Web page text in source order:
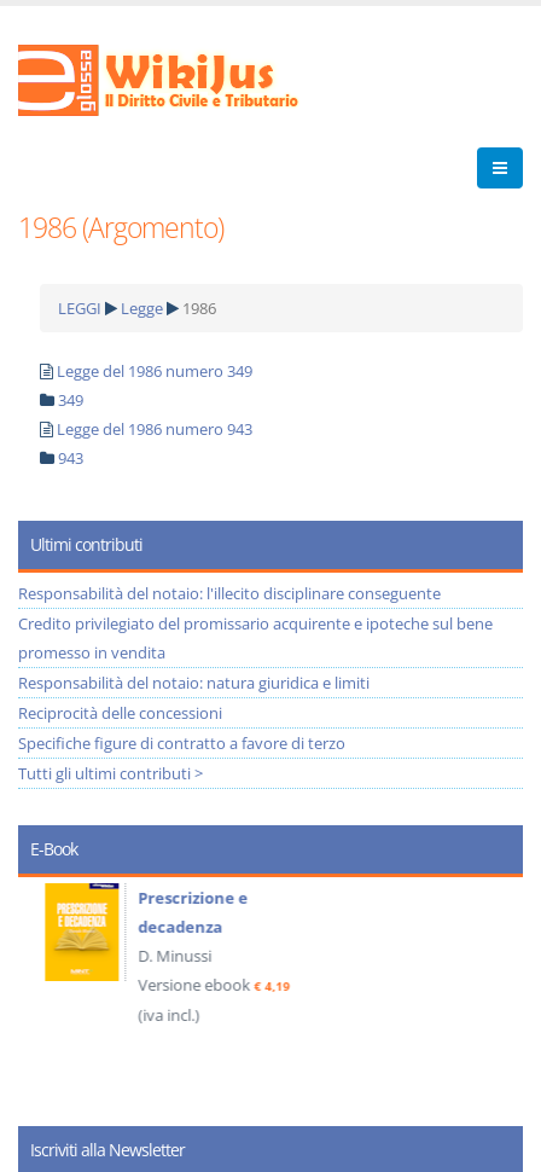
1986 (Argomento)
LEGGI Legge 1986
Legge del 1986 numero 349
349
Legge del 1986 numero 943
943
Ultimi contributi
Responsabilità del notaio: l'illecito disciplinare conseguente
Credito privilegiato del promissario acquirente e ipoteche sul bene
promesso in vendita
Responsabilità del notaio: natura giuridica e limiti
Reciprocità delle concessioni
Specifiche figure di contratto a favore di terzo
Tutti gli ultimi contributi >
E-Book
Prescrizione e
decadenza
D. Minussi
Versione ebook€ 4,19
(iva incl.)
Iscriviti alla Newsletter